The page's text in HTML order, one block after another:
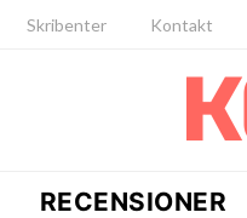
Skribenter Kontakt
RECENSIONER